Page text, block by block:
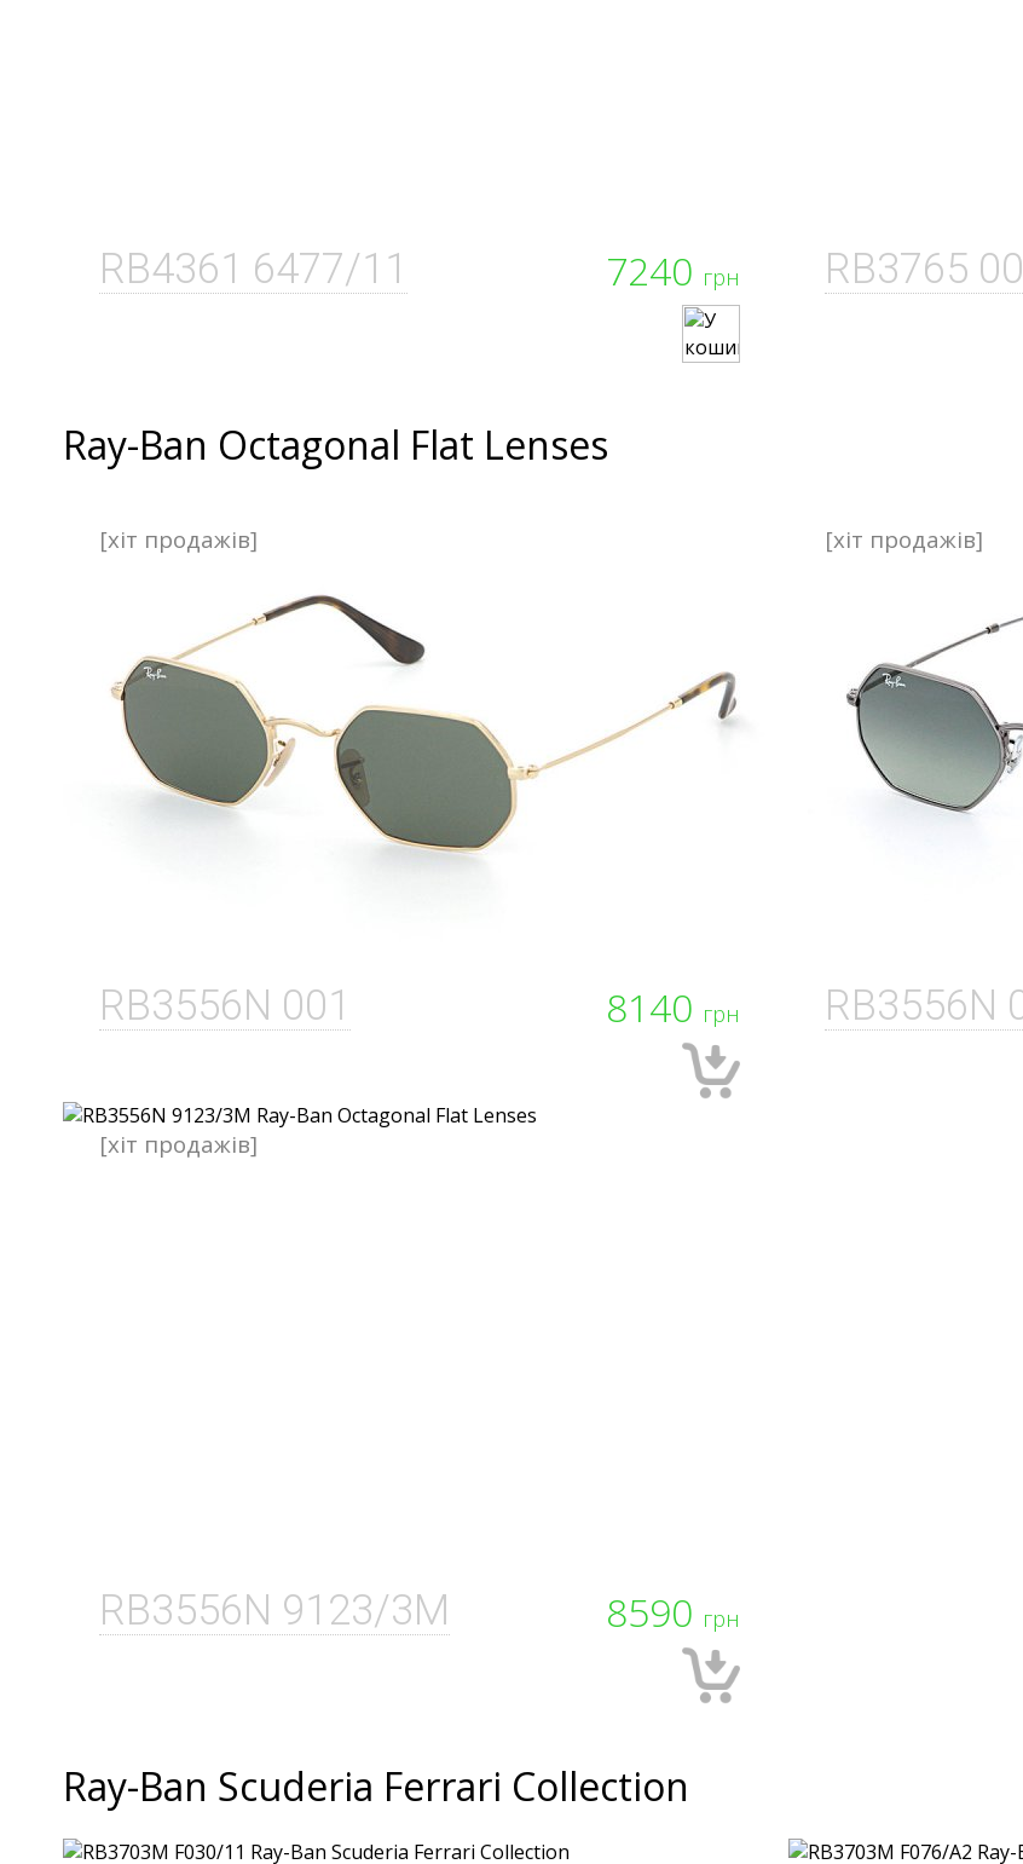
7240 грн
RB4361 6477/11 RB3765
Ray-Ban Octagonal Flat Lenses
8140 грн
RB3556N 001
[хіт продажів]
RB3556N
[хіт продажів]
8590 грн
RB3556N 9123/3M
[хіт продажів]
Ray-Ban Scuderia Ferrari Collection